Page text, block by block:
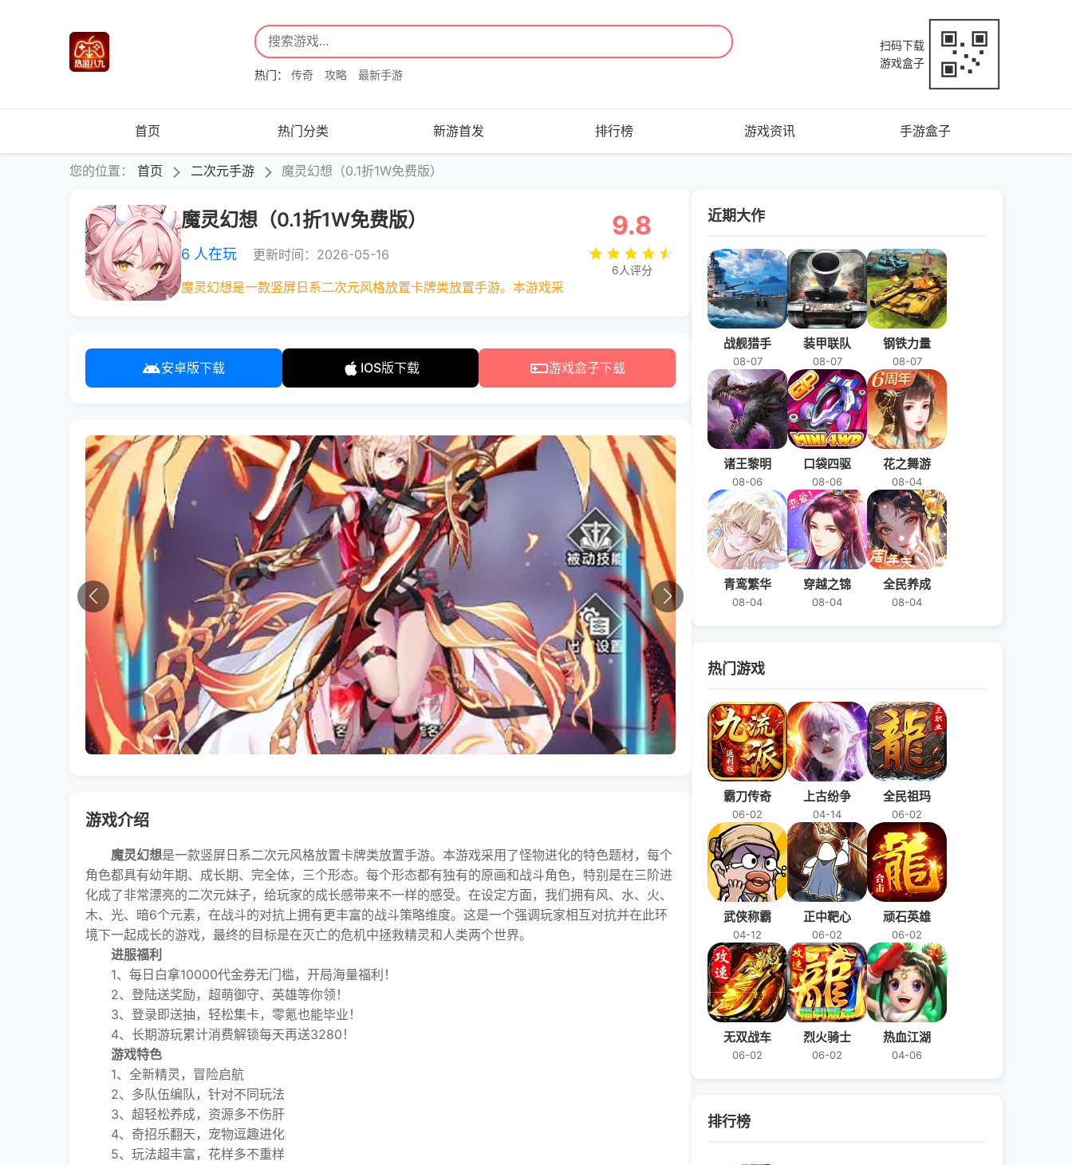
热门： 传奇 攻略 最新手游
扫码下载
游戏盒子
首页 热门分类 新游首发 排行榜 游戏资讯 手游盒子
您的位置： 首页 二次元手游 魔灵幻想（0.1折1W免费版）
魔灵幻想（0.1折1W免费版）
6 人在玩 更新时间：2026-05-16
魔灵幻想是一款竖屏日系二次元风格放置卡牌类放置手游。本游戏采
9.8
6人评分
安卓版下载 IOS版下载 游戏盒子下载
游戏介绍
魔灵幻想是一款竖屏日系二次元风格放置卡牌类放置手游。本游戏采用了怪物进化的特色题材，每个
角色都具有幼年期、成长期、完全体，三个形态。每个形态都有独有的原画和战斗角色，特别是在三阶进
化成了非常漂亮的二次元妹子，给玩家的成长感带来不一样的感受。在设定方面，我们拥有风、水、火、
木、光、暗6个元素，在战斗的对抗上拥有更丰富的战斗策略维度。这是一个强调玩家相互对抗并在此环
境下一起成长的游戏，最终的目标是在灭亡的危机中拯救精灵和人类两个世界。
进服福利
1、每日白拿10000代金券无门槛，开局海量福利！
2、登陆送奖励，超萌御守、英雄等你领！
3、登录即送抽，轻松集卡，零氪也能毕业！
4、长期游玩累计消费解锁每天再送3280！
游戏特色
1、全新精灵，冒险启航
2、多队伍编队，针对不同玩法
3、超轻松养成，资源多不伤肝
4、奇招乐翻天，宠物逗趣进化
5、玩法超丰富，花样多不重样​​​​​​​
近期大作
战舰猎手
08-07
装甲联队
08-07
钢铁力量
08-07
诸王黎明
08-06
口袋四驱
08-06
花之舞游
08-04
青鸾繁华
08-04
穿越之锦
08-04
全民养成
08-04
热门游戏
霸刀传奇
06-02
上古纷争
04-14
全民祖玛
06-02
武侠称霸
04-12
正中靶心
06-02
顽石英雄
06-02
无双战车
06-02
烈火骑士
06-02
热血江湖
04-06
排行榜